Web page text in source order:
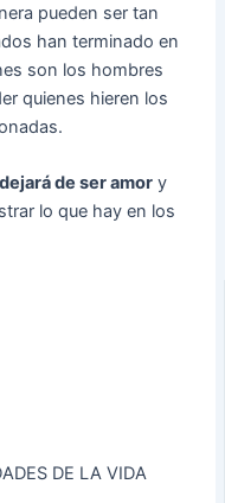
pueden ser tan
han terminado en
son los hombres
quienes hieren los
de ser amor y
lo que hay en los
DE LA VIDA